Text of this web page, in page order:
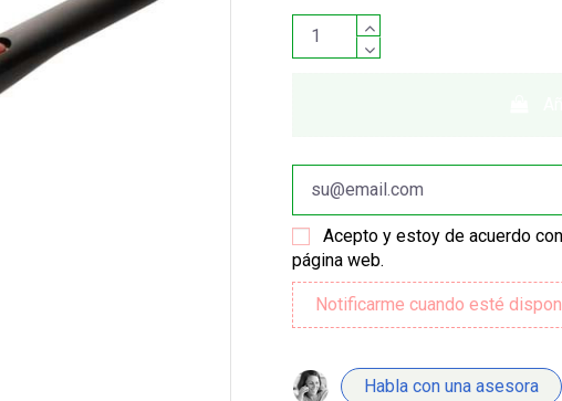
Acepto y estoy de acuerdo
página web.
Habla con una asesora